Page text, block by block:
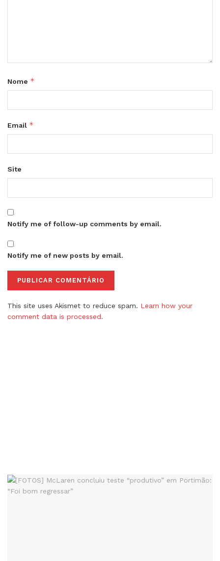
Nome *
Email *
Site
Notify me of follow-up comments by email.
Notify me of new posts by email.
This site uses Akismet to reduce spam. Learn how your
comment data is processed.